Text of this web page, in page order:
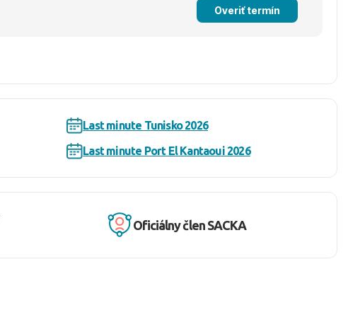
Overiť termín
Last minute Tunisko 2026
Last minute Port El Kantaoui 2026
Oficiálny člen SACKA